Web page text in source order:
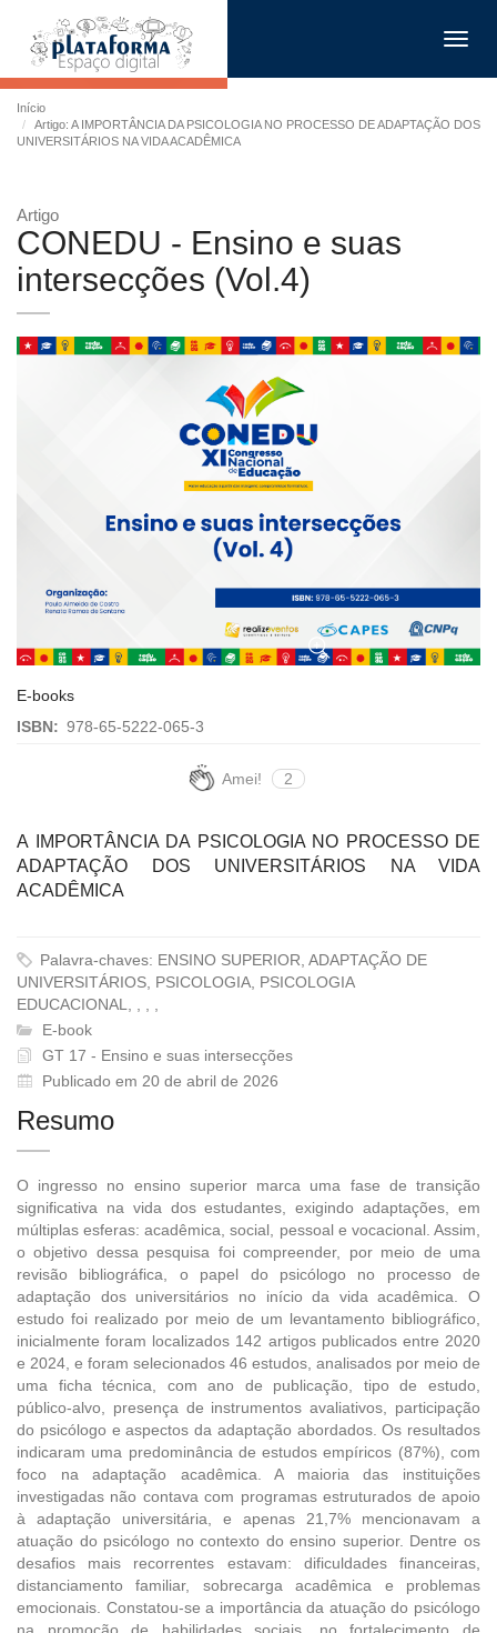
Início
Artigo: A IMPORTÂNCIA DA PSICOLOGIA NO PROCESSO DE ADAPTAÇÃO DOS
UNIVERSITÁRIOS NA VIDA ACADÊMICA
Artigo
CONEDU - Ensino e suas
intersecções (Vol.4)
E-books
ISBN: 978-65-5222-065-3
Amei! 2
A IMPORTÂNCIA DA PSICOLOGIA NO PROCESSO DE
ADAPTAÇÃO DOS UNIVERSITÁRIOS NA VIDA
ACADÊMICA
Palavra-chaves: ENSINO SUPERIOR, ADAPTAÇÃO DE
UNIVERSITÁRIOS, PSICOLOGIA, PSICOLOGIA
EDUCACIONAL, , , ,
E-book
GT 17 - Ensino e suas intersecções
Publicado em 20 de abril de 2026
Resumo
O ingresso no ensino superior marca uma fase de transição
significativa na vida dos estudantes, exigindo adaptações, em
múltiplas esferas: acadêmica, social, pessoal e vocacional. Assim,
o objetivo dessa pesquisa foi compreender, por meio de uma
revisão bibliográfica, o papel do psicólogo no processo de
adaptação dos universitários no início da vida acadêmica. O
estudo foi realizado por meio de um levantamento bibliográfico,
inicialmente foram localizados 142 artigos publicados entre 2020
e 2024, e foram selecionados 46 estudos, analisados por meio de
uma ficha técnica, com ano de publicação, tipo de estudo,
público-alvo, presença de instrumentos avaliativos, participação
do psicólogo e aspectos da adaptação abordados. Os resultados
indicaram uma predominância de estudos empíricos (87%), com
foco na adaptação acadêmica. A maioria das instituições
investigadas não contava com programas estruturados de apoio
à adaptação universitária, e apenas 21,7% mencionavam a
atuação do psicólogo no contexto do ensino superior. Dentre os
desafios mais recorrentes estavam: dificuldades financeiras,
distanciamento familiar, sobrecarga acadêmica e problemas
emocionais. Constatou-se a importância da atuação do psicólogo
na promoção de habilidades sociais, no fortalecimento de